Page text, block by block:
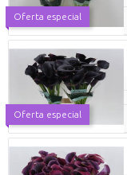
Oferta especial
Oferta especial